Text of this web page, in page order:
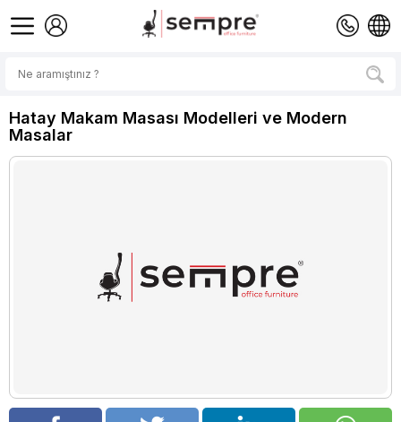
Hatay Makam Masası Modelleri ve Modern
Masalar